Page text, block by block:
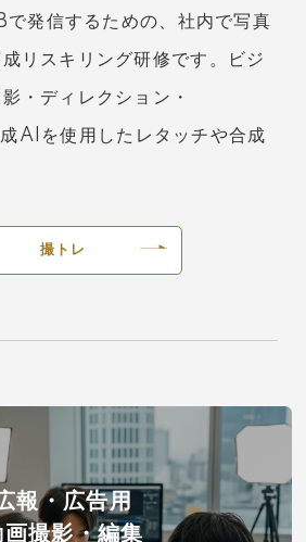
発信するための、社内で写真
リスキリング研修です。ビジ
・ディレクション・
AIを使用したレタッチや合成
撮トレ
報・広告用
画撮影・編集